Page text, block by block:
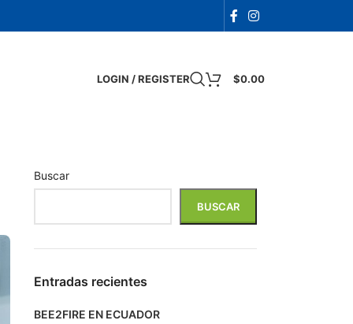
LOGIN / REGISTER $0.00
Buscar
BUSCAR
Entradas recientes
BEE2FIRE EN ECUADOR